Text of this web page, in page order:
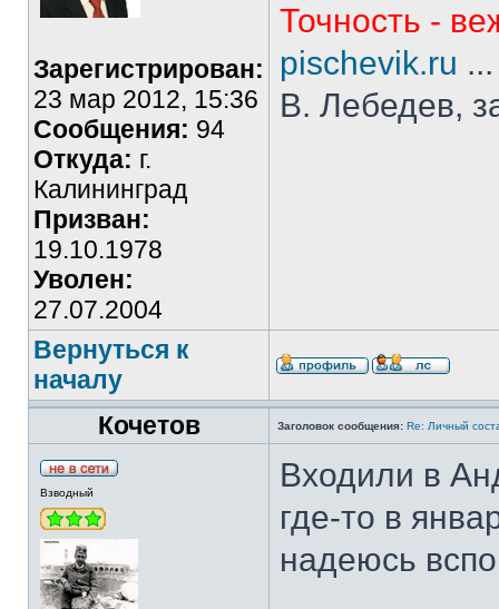
Зарегистрирован:
23 мар 2012, 15:36
Сообщения: 94
Откуда: г.
Калининград
Призван:
19.10.1978
Уволен:
27.07.2004
Точность -
pischevik.ru
В. Лебедев,
Вернуться к
началу
Кочетов
Заголовок сообщения: Re: Личный
Взводный
Входили в
где-то в
надеюсь